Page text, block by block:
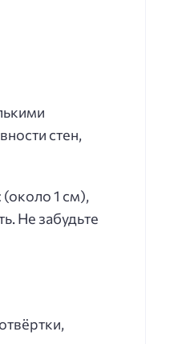
стен,
1 см),
Не забудьте